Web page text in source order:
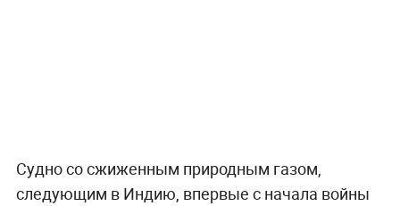
Судно со сжиженным природным газом,
следующим в Индию, впервые с начала войны